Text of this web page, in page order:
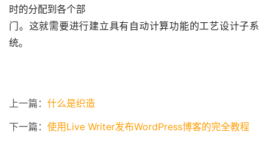
时的分配到各个部
门。这就需要进行建立具有自动计算功能的工艺设计子系
统。
上一篇： 什么是织造
下一篇： 使用Live Writer发布WordPress博客的完全教程